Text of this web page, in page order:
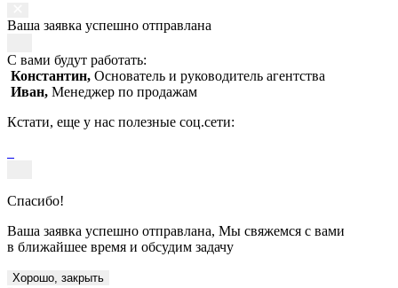
Ваша заявка успешно отправлана
С вами будут работать:
Константин, Основатель и руководитель агентства
Иван, Менеджер по продажам
Кстати, еще у нас полезные соц.сети:
Спасибо!
Ваша заявка успешно отправлана, Мы свяжемся с вами
в ближайшее время и обсудим задачу
Хорошо, закрыть